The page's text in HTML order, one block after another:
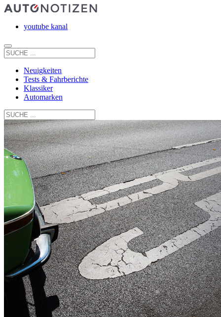
youtube kanal
Neuigkeiten
Tests & Fahrberichte
Klassiker
Automarken